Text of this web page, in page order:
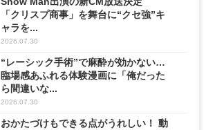
「クリスプ商事」を舞台に“クセ強”キ
ャラを...
2026.07.30
“レーシック手術”で麻酔が効かない…
臨場感あふれる体験漫画に「俺だった
ら間違いな...
2026.07.30
おかたづけもできる点がうれしい！ 動